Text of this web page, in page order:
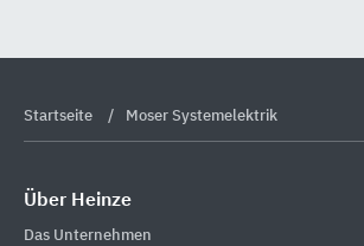
Startseite Moser Systemelektrik
Über Heinze
Das Unternehmen